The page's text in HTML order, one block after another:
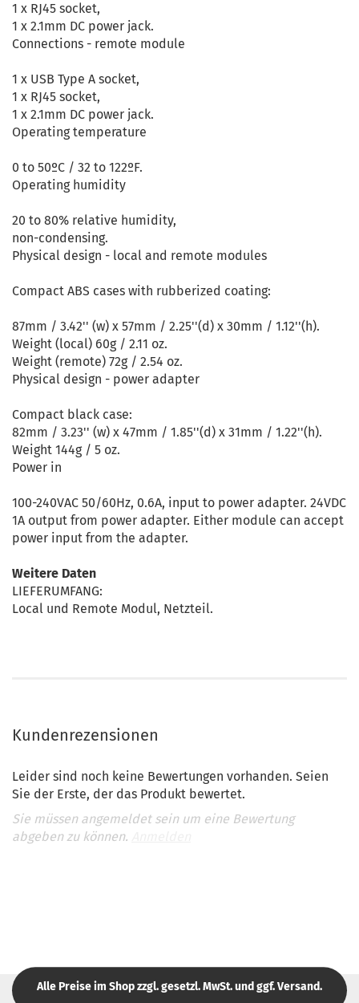
1 x RJ45 socket,
1 x 2.1mm DC power jack.
Connections - remote module
1 x USB Type A socket,
1 x RJ45 socket,
1 x 2.1mm DC power jack.
Operating temperature
0 to 50ºC / 32 to 122ºF.
Operating humidity
20 to 80% relative humidity,
non-condensing.
Physical design - local and remote modules
Compact ABS cases with rubberized coating:
87mm / 3.42'' (w) x 57mm / 2.25''(d) x 30mm / 1.12''(h).
Weight (local) 60g / 2.11 oz.
Weight (remote) 72g / 2.54 oz.
Physical design - power adapter
Compact black case:
82mm / 3.23'' (w) x 47mm / 1.85''(d) x 31mm / 1.22''(h).
Weight 144g / 5 oz.
Power in
100-240VAC 50/60Hz, 0.6A, input to power adapter. 24VDC
1A output from power adapter. Either module can accept
power input from the adapter.
Weitere Daten
LIEFERUMFANG:
Local und Remote Modul, Netzteil.
Kundenrezensionen
Leider sind noch keine Bewertungen vorhanden. Seien
Sie der Erste, der das Produkt bewertet.
Sie müssen angemeldet sein um eine Bewertung
abgeben zu können.
Alle Preise im Shop zzgl. gesetzl. MwSt. und ggf. Versand.